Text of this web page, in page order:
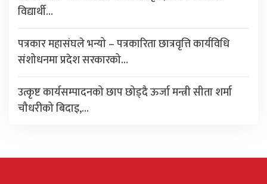
विद्यार्थी…
पत्रकार महासंघले भन्यो – पत्रकारिता छात्रवृत्ति कार्यविधि
संशोधनमा प्रदेश सरकारको…
उत्कृष्ट कार्यसम्पादनको छाप छोड्दै ऊर्जा मन्त्री सीता शर्मा
चौधरीको बिदाइ,…